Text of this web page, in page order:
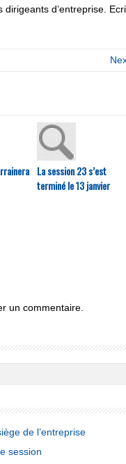
d’entreprise.
La session 23 s’est
terminé le 13 janvier
un commentaire.
de l’entreprise
session